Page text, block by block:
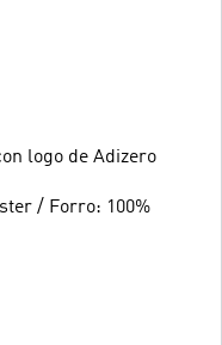
logo de Adizero
/ Forro: 100%